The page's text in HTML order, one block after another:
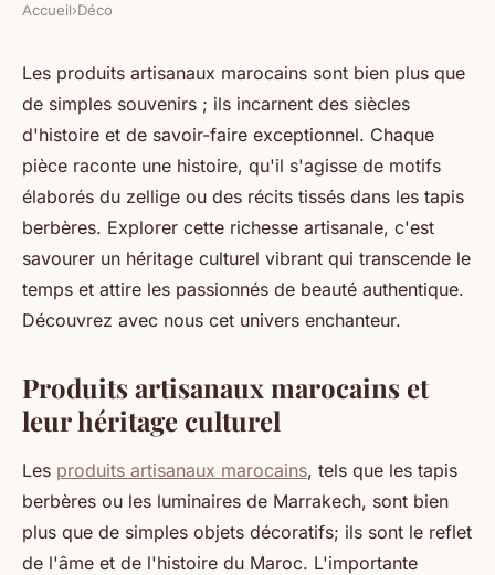
Les produits artisanaux
marocains : un héritage à
savourer
Emma•23 décembre 2024•15 min de lecture
Accueil›Déco
Les produits artisanaux marocains sont bien plus que
de simples souvenirs ; ils incarnent des siècles
d'histoire et de savoir-faire exceptionnel. Chaque
pièce raconte une histoire, qu'il s'agisse de motifs
élaborés du zellige ou des récits tissés dans les tapis
berbères. Explorer cette richesse artisanale, c'est
savourer un héritage culturel vibrant qui transcende le
temps et attire les passionnés de beauté authentique.
Découvrez avec nous cet univers enchanteur.
Produits artisanaux marocains et
leur héritage culturel
Les produits artisanaux marocains, tels que les tapis
berbères ou les luminaires de Marrakech, sont bien
plus que de simples objets décoratifs; ils sont le reflet
de l'âme et de l'histoire du Maroc. L'importante